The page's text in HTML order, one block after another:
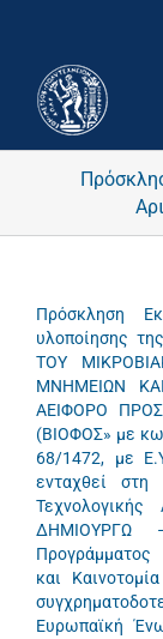
Πρόσκληση
υλοποίησης
ΤΟΥ
ΜΝΗΜΕΙΩΝ
ΑΕΙΦΟΡΟ
(ΒΙΟΦΟΣ» με
68/1472, με
ενταχθεί
ΔΗΜΙΟΥΡΓΩ
Προγράμματος
και
Ευρωπαϊκή